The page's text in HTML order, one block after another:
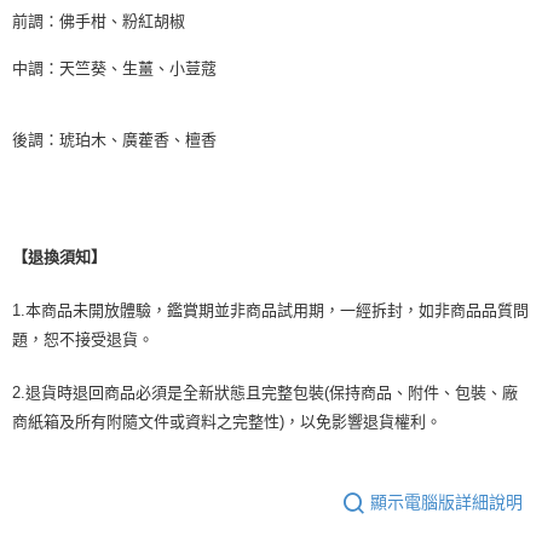
前調：佛手柑、粉紅胡椒
中調：天竺葵、生薑、小荳蔻
後調：琥珀木、廣藿香、檀香
【退換須知】
1.本商品未開放體驗，鑑賞期並非商品試用期，一經拆封，如非商品品質問
題，恕不接受退貨。
2.退貨時退回商品必須是全新狀態且完整包裝(保持商品、附件、包裝、廠
商紙箱及所有附隨文件或資料之完整性)，以免影響退貨權利。
顯示電腦版詳細說明